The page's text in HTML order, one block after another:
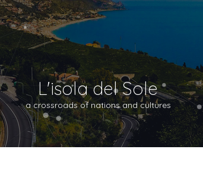
L'isola del Sole
a crossroads of nations and cultures